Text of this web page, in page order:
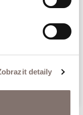
detaily